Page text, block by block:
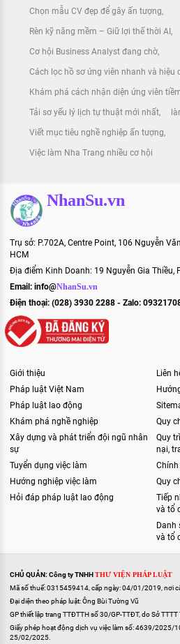
Chọn mẫu CV đẹp để gây ấn tượng
Rèn kỹ năng mềm – Giữ lợi thế thời AI
Cơ hội Business Analyst đang chờ
Cách lọc hồ sơ ứng viên nhanh và hiệu
Khám phá cách nhận diện ứng viên
Tải sơ yếu lý lịch tự thuật mới nhất
Viết mục tiêu nghề nghiệp ấn tượng
Việc làm Nha Trang nhiều cơ hội
NhanSu.vn
Trụ sở: P.702A, Centre Point, 106 Nguyễn
HCM
Địa điểm Kinh Doanh: 19 Nguyễn Gia Thiều,
Email: info@NhanSu.vn
Điện thoại: (028) 3930 2288 - Zalo:
Giới thiệu
Pháp luật Việt Nam
Pháp luật lao động
Khám phá nghề nghiệp
Xây dựng và phát triển đội ngũ nhân
sự
Tuyển dụng việc làm
Hướng nghiệp việc làm
Hỏi đáp pháp luật lao động
Liên
Quy
Quy
nại,
Quy
Tiếp
và tổ
Danh
và tổ
CHỦ QUẢN: Công ty TNHHTHƯ VIỆN PHÁP LUẬT
Mã số thuế: 0315459414, cấp ngày: 04/01/2019, nơi
Đại diện theo pháp luật: Ông Bùi Tường Vũ
GP thiết lập trang TTĐTTH số 30/GP-TTĐT, do Sở
Giấy phép hoạt động dịch vụ việc làm số: 4639/2025/
25/02/2025.